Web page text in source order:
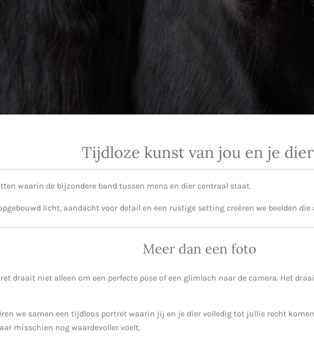
Tijdloze kunst van jou en je
waarin de bijzondere band tussen mens en dier centraal staat.
licht, aandacht voor detail en een rustige setting creëren we beelden
Meer dan een foto
draait niet alleen om een perfecte pose of een glimlach naar de camera. Het
we samen een tijdloos portret waarin jij en je dier volledig tot jullie recht
misschien nog waardevoller voelt.